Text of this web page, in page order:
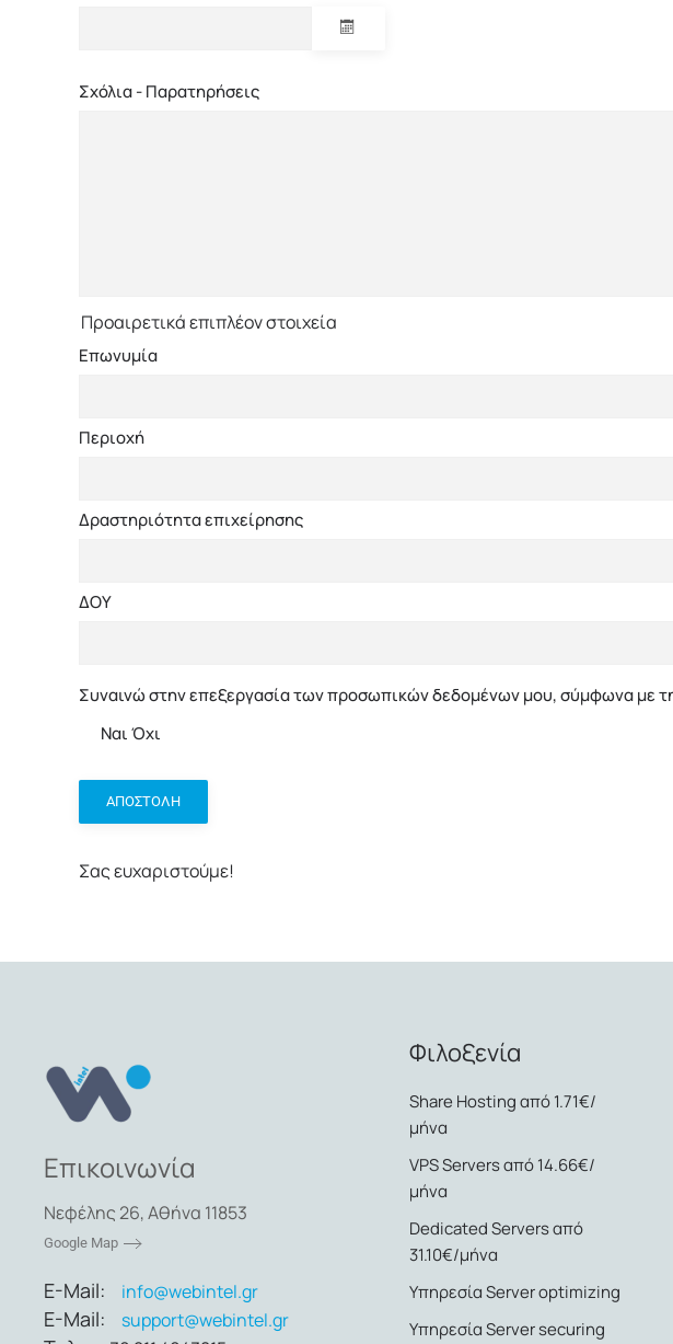
Σχόλια - Παρατηρήσεις
Προαιρετικά επιπλέον στοιχεία
Επωνυμία
Περιοχή
Δραστηριότητα επιχείρησης
ΔΟΥ
Συναινώ στην επεξεργασία των προσωπικών δεδομένων μου, σύμφωνα με
ΝαιΌχι
ΑΠΟΣΤΟΛΗ
Σας ευχαριστούμε!
Επικοινωνία
Νεφέλης 26, Αθήνα 11853
Google Map
E-Mail: info@webintel.gr
E-Mail: support@webintel.gr
Φιλοξενία
Share Hosting από 1.71€/
μήνα
VPS Servers από 14.66€/
μήνα
Dedicated Servers από
31.10€/μήνα
Υπηρεσία Server optimizing
Υπηρεσία Server securing